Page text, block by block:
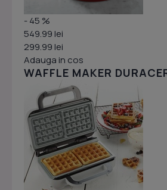
- 45 %
549.99 lei
299.99 lei
Adauga in cos
WAFFLE MAKER